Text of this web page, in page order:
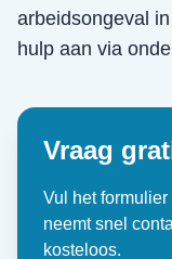
arbeidsongeval in
hulp aan via
Vraag
Vul het
neemt snel
kosteloos.